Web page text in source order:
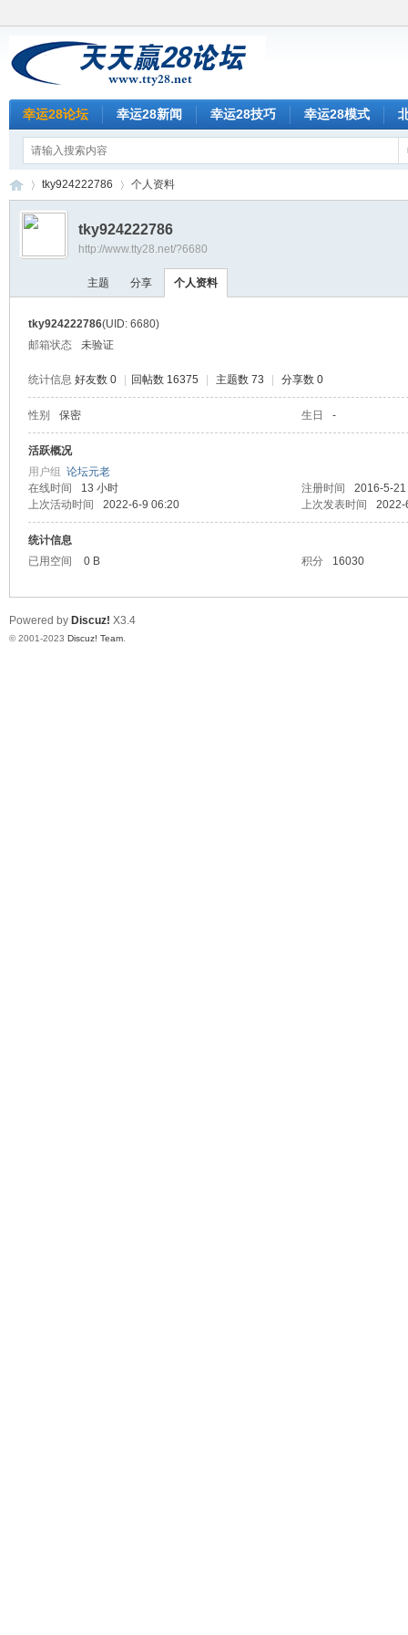
幸运28论坛 幸运28新闻 幸运28技巧 幸运28模式
赢
›
tky924222786 个人资料
tky924222786
http://www.tty28.net/?6680
主题 分享 个人资料
tky924222786(UID: 6680)
邮箱状态
未验证
统计信息 好友数 0 回帖数 16375 主题数 73 分享数 0
性别 保密 生日 -
活跃概况
用户组 论坛元老
在线时间
13 小时 注册时间
2016-5-
上次活动时间
2022-6-9 06:20 上次发表时间 2022-
统计信息
已用空间
0 B 积分 16030
Powered by Discuz! X3.4
© 2001-2023 Discuz! Team